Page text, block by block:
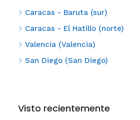
Caracas - Baruta (sur)
Caracas - El Hatillo (norte)
Valencia (Valencia)
San Diego (San Diego)
Visto recientemente